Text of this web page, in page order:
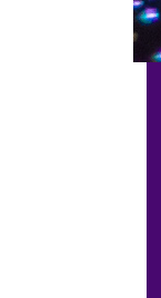
而来，我